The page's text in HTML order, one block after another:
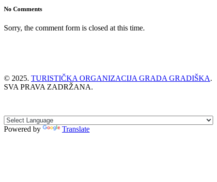
No Comments
Sorry, the comment form is closed at this time.
© 2025. TURISTIČKA ORGANIZACIJA GRADA GRADIŠKA.
SVA PRAVA ZADRŽANA.
Powered by Translate